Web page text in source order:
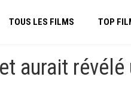
TOUS LES FILMS TOP
aurait révélé